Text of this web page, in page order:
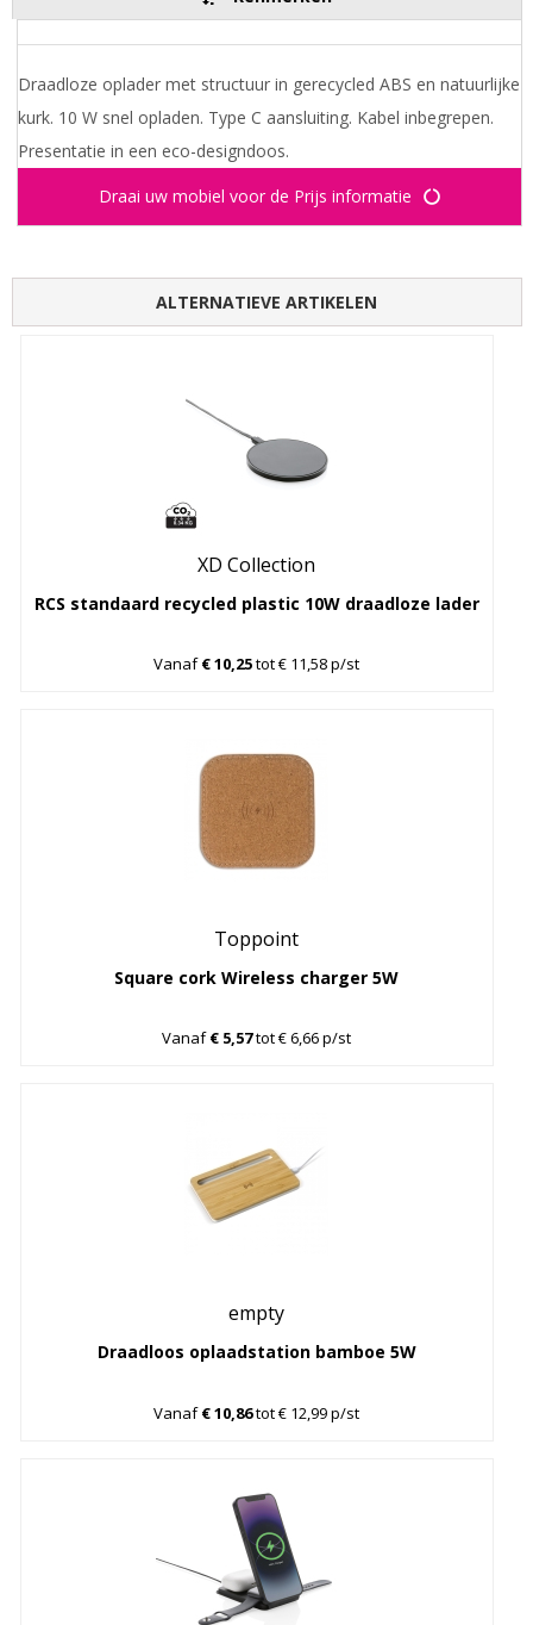
Draadloze oplader met structuur in gerecycled ABS en natuurlijke
kurk. 10 W snel opladen. Type C aansluiting. Kabel inbegrepen.
Presentatie in een eco-designdoos.
Draai uw mobiel voor de Prijs informatie
ALTERNATIEVE ARTIKELEN
XD Collection
RCS standaard recycled plastic 10W draadloze lader
Vanaf€ 10,25tot € 11,58 p/st
Toppoint
Square cork Wireless charger 5W
Vanaf€ 5,57tot € 6,66 p/st
empty
Draadloos oplaadstation bamboe 5W
Vanaf€ 10,86tot € 12,99 p/st